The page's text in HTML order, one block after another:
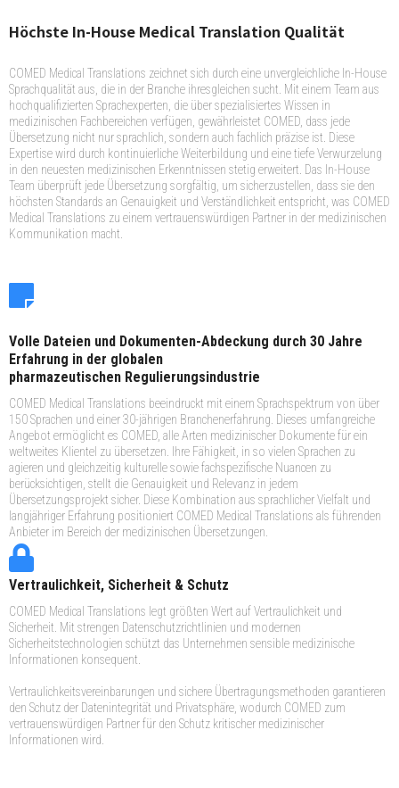
Höchste In-House Medical Translation Qualität
COMED Medical Translations zeichnet sich durch eine unvergleichliche In-House
Sprachqualität aus, die in der Branche ihresgleichen sucht. Mit einem Team aus
hochqualifizierten Sprachexperten, die über spezialisiertes Wissen in
medizinischen Fachbereichen verfügen, gewährleistet COMED, dass jede
Übersetzung nicht nur sprachlich, sondern auch fachlich präzise ist. Diese
Expertise wird durch kontinuierliche Weiterbildung und eine tiefe Verwurzelung
in den neuesten medizinischen Erkenntnissen stetig erweitert. Das In-House
Team überprüft jede Übersetzung sorgfältig, um sicherzustellen, dass sie den
höchsten Standards an Genauigkeit und Verständlichkeit entspricht, was COMED
Medical Translations zu einem vertrauenswürdigen Partner in der medizinischen
Kommunikation macht.
Volle Dateien und Dokumenten-Abdeckung durch 30 Jahre
Erfahrung in der globalen
pharmazeutischen Regulierungsindustrie
COMED Medical Translations beeindruckt mit einem Sprachspektrum von über
150 Sprachen und einer 30-jährigen Branchenerfahrung. Dieses umfangreiche
Angebot ermöglicht es COMED, alle Arten medizinischer Dokumente für ein
weltweites Klientel zu übersetzen. Ihre Fähigkeit, in so vielen Sprachen zu
agieren und gleichzeitig kulturelle sowie fachspezifische Nuancen zu
berücksichtigen, stellt die Genauigkeit und Relevanz in jedem
Übersetzungsprojekt sicher. Diese Kombination aus sprachlicher Vielfalt und
langjähriger Erfahrung positioniert COMED Medical Translations als führenden
Anbieter im Bereich der medizinischen Übersetzungen.
Vertraulichkeit, Sicherheit & Schutz
COMED Medical Translations legt größten Wert auf Vertraulichkeit und
Sicherheit. Mit strengen Datenschutzrichtlinien und modernen
Sicherheitstechnologien schützt das Unternehmen sensible medizinische
Informationen konsequent.
Vertraulichkeitsvereinbarungen und sichere Übertragungsmethoden garantieren
den Schutz der Datenintegrität und Privatsphäre, wodurch COMED zum
vertrauenswürdigen Partner für den Schutz kritischer medizinischer
Informationen wird.